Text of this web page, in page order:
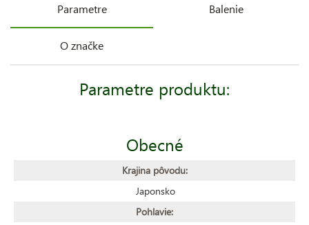
Parametre Balenie
O značke
Parametre produktu:
Obecné
Krajina pôvodu:
Japonsko
Pohlavie: